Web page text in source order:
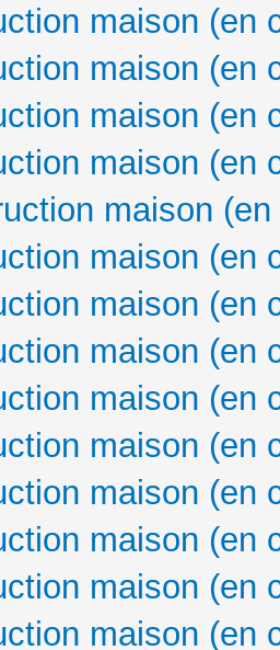
maison (en
maison (en
maison (en
maison (en
maison
maison (en
maison (en
maison (en
maison (en
maison (en
maison (en
maison (en
maison (en
maison (en